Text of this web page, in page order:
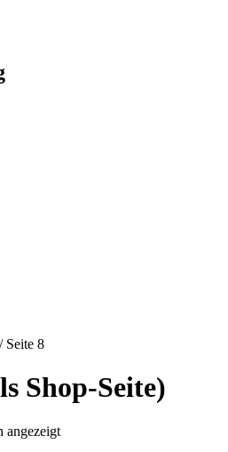
/ Seite 8
Shop-Seite)
angezeigt